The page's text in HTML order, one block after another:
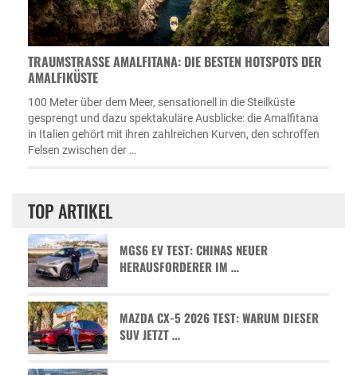
TRAUMSTRASSE AMALFITANA: DIE BESTEN HOTSPOTS DER A
MALFIKÜSTE
100 Meter über dem Meer, sensationell in die Steilküste
gesprengt und dazu spektakuläre Ausblicke: die Amalfitana
in Italien gehört mit ihren zahlreichen Kurven, den schroffen
Felsen zwischen der …
TOP ARTIKEL
MGS6 EV TEST: CHINAS NEUER
HERAUSFORDERER IM …
MAZDA CX-5 2026 TEST: WARUM DIESER
SUV JETZT …